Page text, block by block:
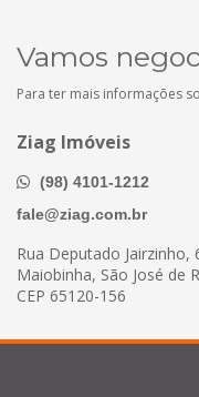
Vamos
Para ter mais informações
Ziag Imóveis
(98) 4101-1212
fale@ziag.com.br
Rua Deputado Jairzinho,
Maiobinha, São José de
CEP 65120-156